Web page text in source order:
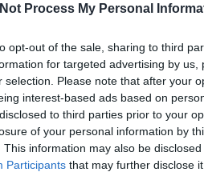
Process My Personal
opt-out of the sale, sharing to third
for targeted advertising by
selection. Please note that after your
interest-based ads based on
to third parties prior to your
of your personal information by
This information may also be
Participants that may further disclose